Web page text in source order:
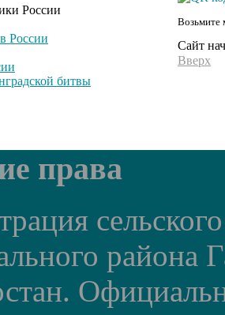
России
России
битвы
Возьмите
Сайт
Вверх
права
района